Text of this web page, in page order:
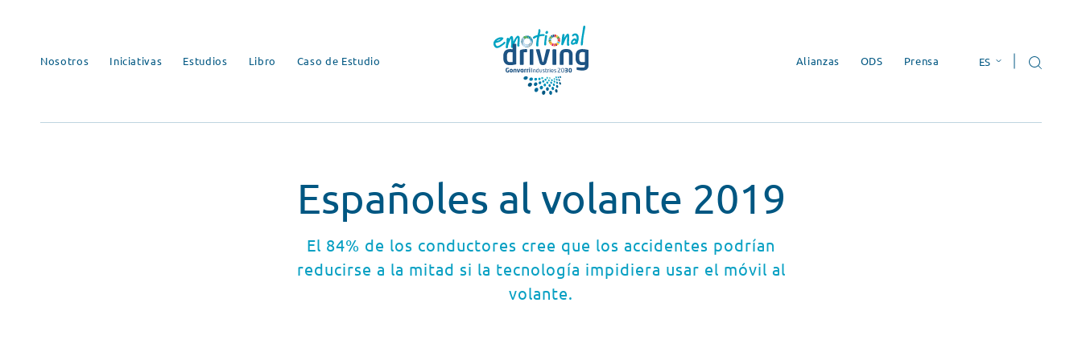
Nosotros Iniciativas Estudios Libro Caso de Estudio Alianzas ODS Prensa ES
Españoles al volante 2019
El 84% de los conductores cree que los accidentes podrían
reducirse a la mitad si la tecnología impidiera usar el móvil al
volante.